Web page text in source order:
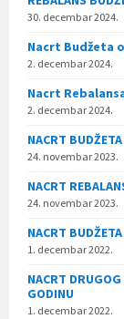
30. decembar 2024.
Nacrt Budžeta
2. decembar 2024.
Nacrt
2. decembar 2024.
NACRT
24. novembar 2023.
NACRT
24. novembar 2023.
NACRT
1. decembar 2022.
NACRT
GODINU
1. decembar 2022.